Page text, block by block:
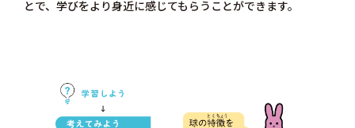
とで、学びをより身近に感じてもらうことができます。